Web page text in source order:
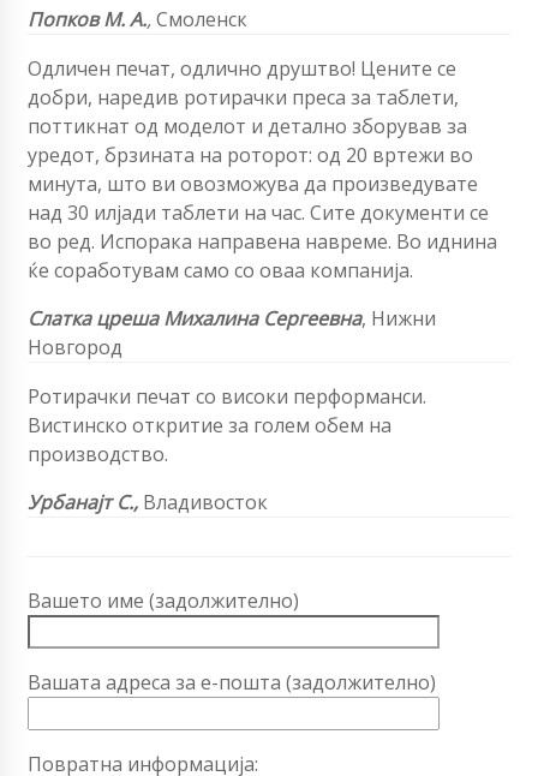
Попков М. А.,Смоленск
Одличен печат, одлично друштво! Цените се
добри, наредив ротирачки преса за таблети,
поттикнат од моделот и детално зборував за
уредот, брзината на роторот: од 20 вртежи во
минута, што ви овозможува да произведувате
над 30 илјади таблети на час. Сите документи се
во ред. Испорака направена навреме. Во иднина
ќе соработувам само со оваа компанија.
Слатка цреша Михалина Сергеевна, Нижни
Новгород
Ротирачки печат со високи перформанси.
Вистинско откритие за голем обем на
производство.
Урбанајт С., Владивосток
Вашето име (задолжително)
Вашата адреса за е-пошта (задолжително)
Повратна информација: